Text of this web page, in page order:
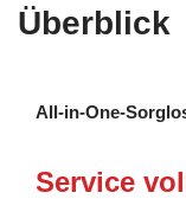
Überblick
All-in-One-
Service